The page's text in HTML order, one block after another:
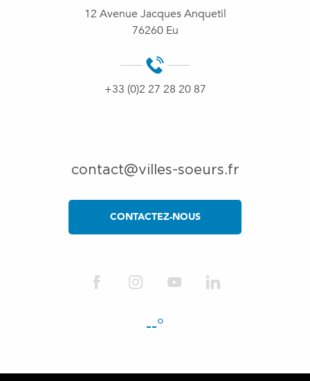
12 Avenue Jacques Anquetil
76260 Eu
+33 (0)2 27 28 20 87
contact@villes-soeurs.fr
CONTACTEZ-NOUS
--°